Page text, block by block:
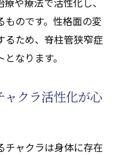
のです。性格面の変
るため、脊柱管狭窄症
なります。
ャクラ活性化が心
チャクラは身体に存在